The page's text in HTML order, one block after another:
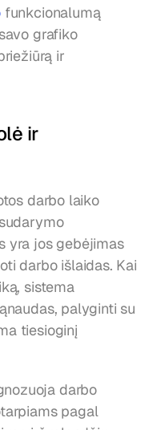
funkcionalumą
grafiko
ir
ir
darbo laiko
yra jos gebėjimas
darbo išlaidas. Kai
sistema
palyginti su
tiesioginį
darbo
pagal